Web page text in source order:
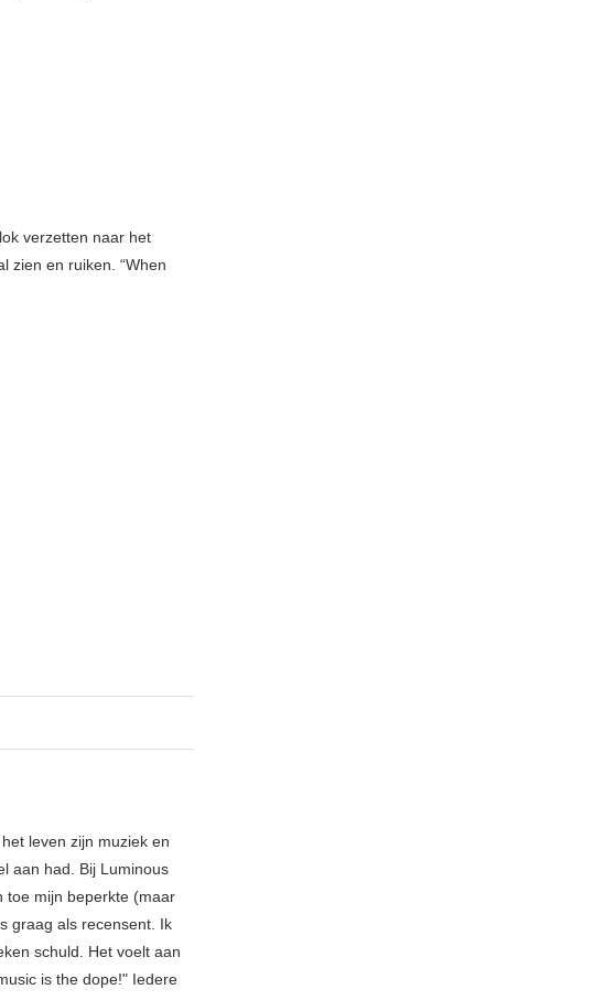
verzetten naar het
zien en ruiken. “When
leven zijn muziek en
aan had. Bij Luminous
toe mijn beperkte (maar
graag als recensent. Ik
schuld. Het voelt aan
is the dope!" Iedere